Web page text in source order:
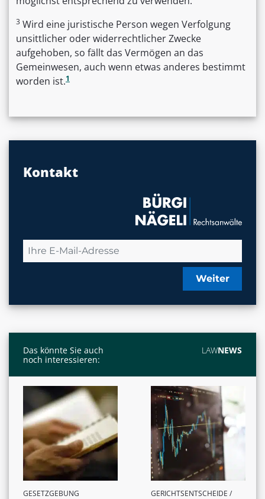
3 Wird eine juristische Person wegen Verfolgung
unsittlicher oder widerrechtlicher Zwecke
aufgehoben, so fällt das Vermögen an das
Gemeinwesen, auch wenn etwas anderes bestimmt
worden ist.1
Kontakt
Weiter
Das könnte Sie auch
noch interessieren:
LAWNEWS
GESETZGEBUNG
GERICHTSENTSCHEIDE /